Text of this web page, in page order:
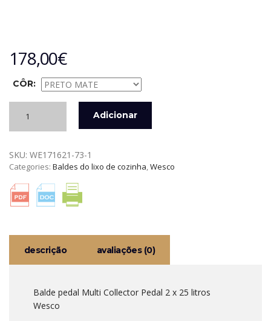
178,00€
CÔR:
BALDE
MULTI
COLLECTOR
x
25
Adicionar
SKU: WE171621-73-1
Categories: Baldes do lixo de cozinha,Wesco
descrição avaliações (0)
Balde pedal Multi Collector Pedal 2 x 25 litros
Wesco